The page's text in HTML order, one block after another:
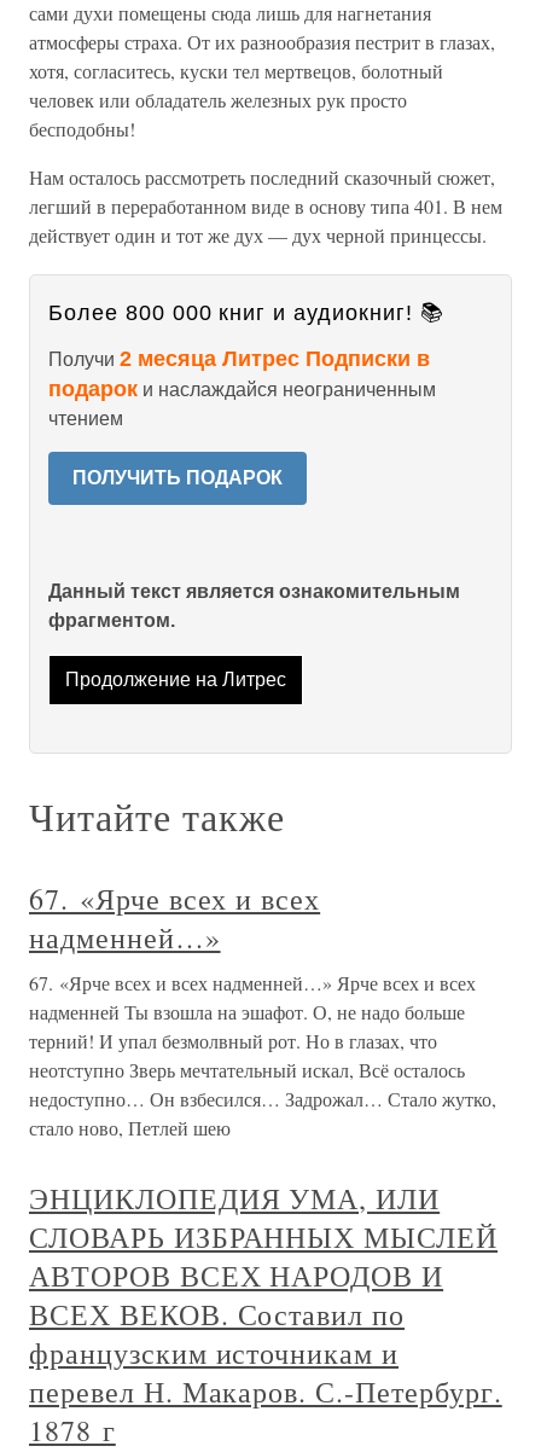
сами духи помещены сюда лишь для нагнетания
атмосферы страха. От их разнообразия пестрит в глазах,
хотя, согласитесь, куски тел мертвецов, болотный
человек или обладатель железных рук просто
бесподобны!
Нам осталось рассмотреть последний сказочный сюжет,
легший в переработанном виде в основу типа 401. В нем
действует один и тот же дух — дух черной принцессы.
Более 800 000 книг и аудиокниг! 📚
Получи 2 месяца Литрес Подписки в
подарок и наслаждайся неограниченным
чтением
ПОЛУЧИТЬ ПОДАРОК
Данный текст является ознакомительным
фрагментом.
Продолжение на Литрес
Читайте также
67. «Ярче всех и всех
надменней…»
67. «Ярче всех и всех надменней…» Ярче всех и всех
надменней Ты взошла на эшафот. О, не надо больше
терний! И упал безмолвный рот. Но в глазах, что
неотступно Зверь мечтательный искал, Всё осталось
недоступно… Он взбесился… Задрожал… Стало жутко,
стало ново, Петлей шею
ЭНЦИКЛОПЕДИЯ УМА, ИЛИ
СЛОВАРЬ ИЗБРАННЫХ МЫСЛЕЙ
АВТОРОВ ВСЕХ НАРОДОВ И
ВСЕХ ВЕКОВ. Составил по
французским источникам и
перевел Н. Макаров. С.-Петербург.
1878 г